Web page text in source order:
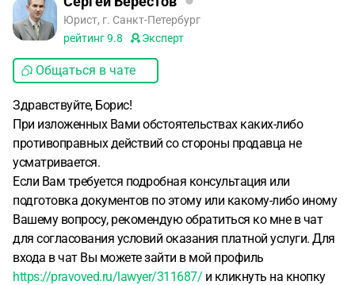
Юрист, г. Санкт-Петербург
рейтинг9.8 Эксперт
Общаться в чате
Здравствуйте, Борис!
При изложенных Вами обстоятельствах каких-либо
противоправных действий со стороны продавца не
усматривается.
Если Вам требуется подробная консультация или
подготовка документов по этому или какому-либо иному
Вашему вопросу, рекомендую обратиться ко мне в чат
для согласования условий оказания платной услуги. Для
входа в чат Вы можете зайти в мой профиль
https://pravoved.ru/lawyer/311687/ и кликнуть на кнопку